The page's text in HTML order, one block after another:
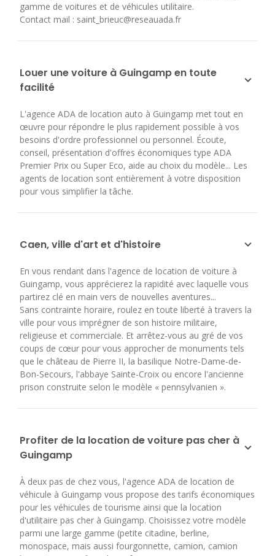
gamme de voitures et de véhicules utilitaire.
Contact mail : saint_brieuc@reseauada.fr
Louer une voiture à Guingamp en toute
facilité
L'agence ADA de location auto à Guingamp met tout en
œuvre pour répondre le plus rapidement possible à vos
besoins d'ordre professionnel ou personnel. Écoute,
conseil, présentation d'offres économiques type ADA
Premier Prix ou Super Eco, aide au choix du modèle... Les
agents de location sont entièrement à votre disposition
pour vous simplifier la tâche.
Caen, ville d'art et d'histoire
En vous rendant dans l'agence de location de voiture à
Guingamp, vous apprécierez la rapidité avec laquelle vous
partirez clé en main vers de nouvelles aventures...
Sans contrainte horaire, roulez en toute liberté à travers la
ville pour vous imprégner de son histoire militaire,
religieuse et commerciale. Et arrêtez-vous au gré de vos
coups de cœur pour vous approcher de monuments tels
que le château de Pierre II, la basilique Notre-Dame-de-
Bon-Secours, l'abbaye Sainte-Croix ou encore l'ancienne
prison construite selon le modèle « pennsylvanien ».
Profiter de la location de voiture pas cher à
Guingamp
À deux pas de chez vous, l'agence ADA de location de
véhicule à Guingamp vous propose des tarifs économiques
pour les véhicules de tourisme ainsi que la location
d'utilitaire pas cher à Guingamp. Choisissez votre modèle
parmi une large gamme (petite citadine, berline,
monospace, mais aussi fourgonnette, camion, camion